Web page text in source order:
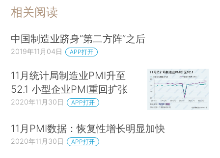
相关阅读
中国制造业跻身“第二方阵”之后
2019年11月04日 APP打开
11月统计局制造业PMI升至
52.1 小型企业PMI重回扩张
2020年11月30日 APP打开
11月PMI数据：恢复性增长明显加快
2020年11月30日 APP打开